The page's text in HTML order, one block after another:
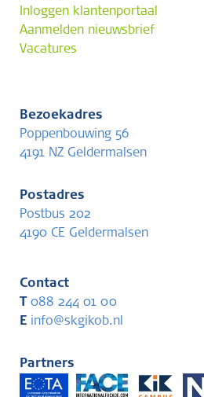
Inloggen klantenportaal
Aanmelden nieuwsbrief
Vacatures
Bezoekadres
Poppenbouwing 56
4191 NZ Geldermalsen
Postadres
Postbus 202
4190 CE Geldermalsen
Contact
088 244 01 00
E info@skgikob.nl
Partners